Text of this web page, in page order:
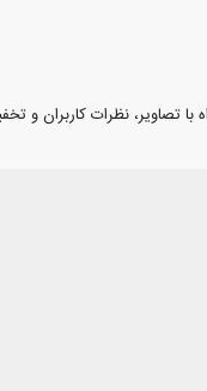
تصاویر، نظرات کاربران و